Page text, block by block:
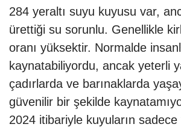
284 yeraltı suyu kuyusu var,
ürettiği su sorunlu. Genellikle
oranı yüksektir. Normalde
kaynatabiliyordu, ancak yeterli
çadırlarda ve barınaklarda
güvenilir bir şekilde
2024 itibariyle kuyuların